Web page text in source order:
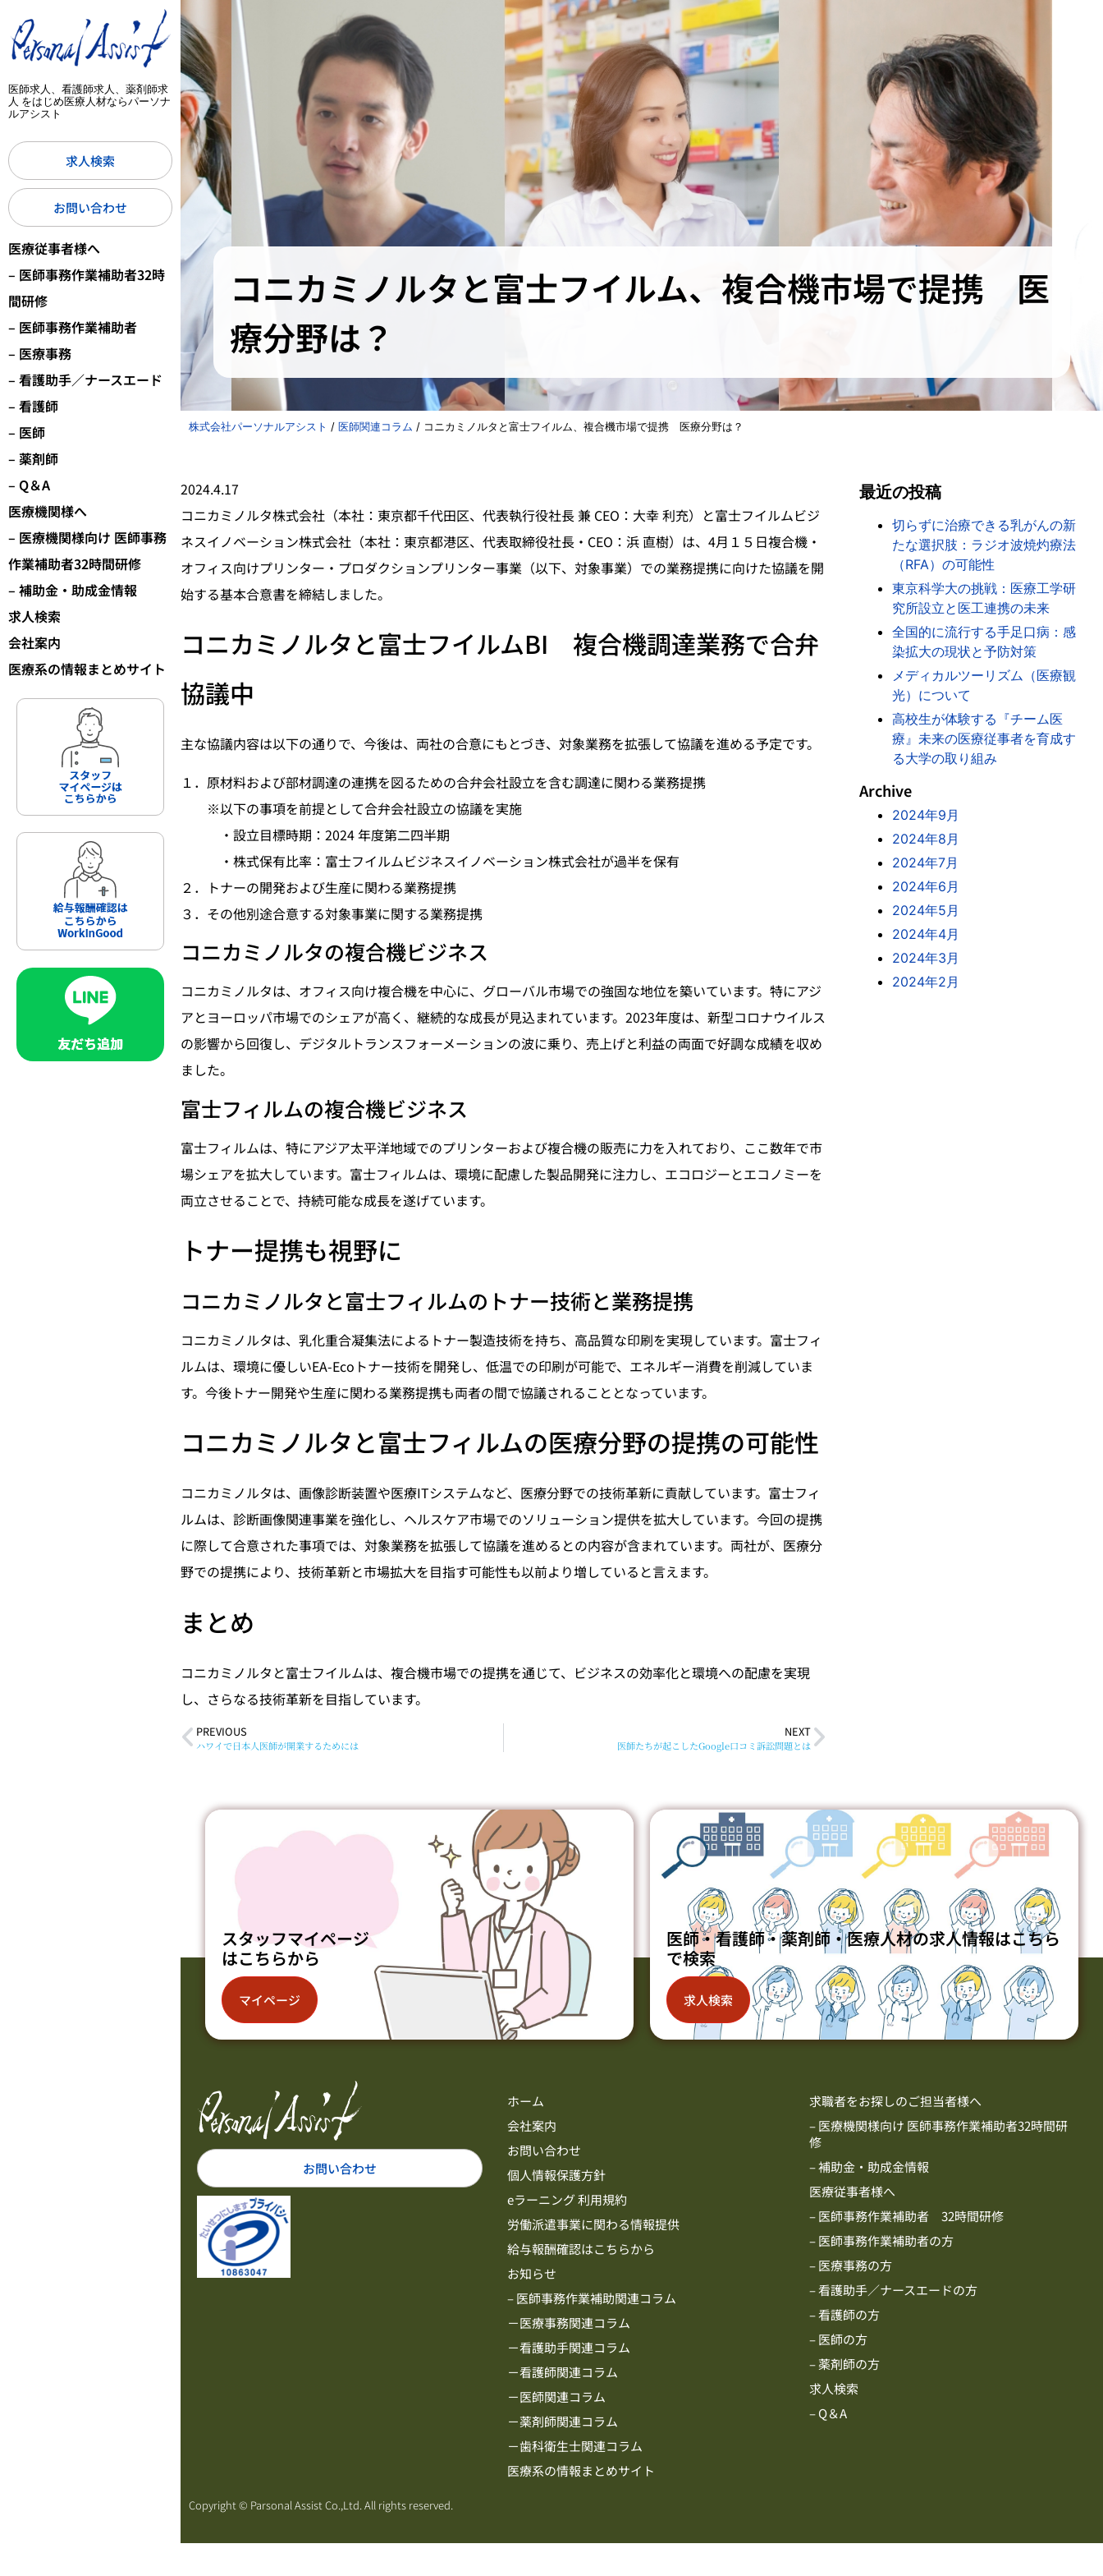
医師求人、看護師求人、薬剤師求
人 をはじめ医療人材ならパーソナ
ルアシスト
求人検索
お問い合わせ
医療従事者様へ
– 医師事務作業補助者32時
間研修
– 医師事務作業補助者
– 医療事務
– 看護助手／ナースエード
– 看護師
– 医師
– 薬剤師
– Q＆A
医療機関様へ
– 医療機関様向け 医師事務
作業補助者32時間研修
– 補助金・助成金情報
求人検索
会社案内
医療系の情報まとめサイト
コニカミノルタと富士フイルム、複合機市場で提携 医
療分野は？
株式会社パーソナルアシスト / 医師関連コラム / コニカミノルタと富士フイルム、複合機市場で提携 医療分野は？
2024.4.17
コニカミノルタ株式会社（本社：東京都千代田区、代表執行役社長 兼 CEO：大幸 利充）と富士フイルムビジ
ネスイノベーション株式会社（本社：東京都港区、代表取締役社長・CEO：浜 直樹）は、4月１５日複合機・
オフィス向けプリンター・プロダクションプリンター事業（以下、対象事業）での業務提携に向けた協議を開
始する基本合意書を締結しました。
コニカミノルタと富士フイルムBI 複合機調達業務で合弁
協議中
主な協議内容は以下の通りで、今後は、両社の合意にもとづき、対象業務を拡張して協議を進める予定です。
１．原材料および部材調達の連携を図るための合弁会社設立を含む調達に関わる業務提携
※以下の事項を前提として合弁会社設立の協議を実施
・設立目標時期：2024 年度第二四半期
・株式保有比率：富士フイルムビジネスイノベーション株式会社が過半を保有
２．トナーの開発および生産に関わる業務提携
３．その他別途合意する対象事業に関する業務提携
コニカミノルタの複合機ビジネス
コニカミノルタは、オフィス向け複合機を中心に、グローバル市場での強固な地位を築いています。特にアジ
アとヨーロッパ市場でのシェアが高く、継続的な成長が見込まれています。2023年度は、新型コロナウイルス
の影響から回復し、デジタルトランスフォーメーションの波に乗り、売上げと利益の両面で好調な成績を収め
ました。
富士フィルムの複合機ビジネス
富士フィルムは、特にアジア太平洋地域でのプリンターおよび複合機の販売に力を入れており、ここ数年で市
場シェアを拡大しています。富士フィルムは、環境に配慮した製品開発に注力し、エコロジーとエコノミーを
両立させることで、持続可能な成長を遂げています。
トナー提携も視野に
コニカミノルタと富士フィルムのトナー技術と業務提携
コニカミノルタは、乳化重合凝集法によるトナー製造技術を持ち、高品質な印刷を実現しています。富士フィ
ルムは、環境に優しいEA-Ecoトナー技術を開発し、低温での印刷が可能で、エネルギー消費を削減していま
す。今後トナー開発や生産に関わる業務提携も両者の間で協議されることとなっています。
コニカミノルタと富士フィルムの医療分野の提携の可能性
コニカミノルタは、画像診断装置や医療ITシステムなど、医療分野での技術革新に貢献しています。富士フィ
ルムは、診断画像関連事業を強化し、ヘルスケア市場でのソリューション提供を拡大しています。今回の提携
に際して合意された事項では、対象業務を拡張して協議を進めるとの内容が含まれています。両社が、医療分
野での提携により、技術革新と市場拡大を目指す可能性も以前より増していると言えます。
まとめ
コニカミノルタと富士フイルムは、複合機市場での提携を通じて、ビジネスの効率化と環境への配慮を実現
し、さらなる技術革新を目指しています。
PREVIOUS
ハワイで日本人医師が開業するためには
NEXT
医師たちが起こしたGoogle口コミ訴訟問題とは
最近の投稿
切らずに治療できる乳がんの新
たな選択肢：ラジオ波焼灼療法
（RFA）の可能性
東京科学大の挑戦：医療工学研
究所設立と医工連携の未来
全国的に流行する手足口病：感
染拡大の現状と予防対策
メディカルツーリズム（医療観
光）について
高校生が体験する『チーム医
療』未来の医療従事者を育成す
る大学の取り組み
Archive
2024年9月
2024年8月
2024年7月
2024年6月
2024年5月
2024年4月
2024年3月
2024年2月
スタッフマイページ
はこちらから
マイページ
医師・看護師・薬剤師・医療人材の求人情報はこちら
で検索
求人検索
お問い合わせ
ホーム
会社案内
お問い合わせ
個人情報保護方針
eラーニング 利用規約
労働派遣事業に関わる情報提供
給与報酬確認はこちらから
お知らせ
– 医師事務作業補助関連コラム
－医療事務関連コラム
－看護助手関連コラム
－看護師関連コラム
－医師関連コラム
－薬剤師関連コラム
－歯科衛生士関連コラム
医療系の情報まとめサイト
求職者をお探しのご担当者様へ
– 医療機関様向け 医師事務作業補助者32時間研
修
– 補助金・助成金情報
医療従事者様へ
– 医師事務作業補助者 32時間研修
– 医師事務作業補助者の方
– 医療事務の方
– 看護助手／ナースエードの方
– 看護師の方
– 医師の方
– 薬剤師の方
求人検索
– Q＆A
Copyright © Parsonal Assist Co.,Ltd. All rights reserved.